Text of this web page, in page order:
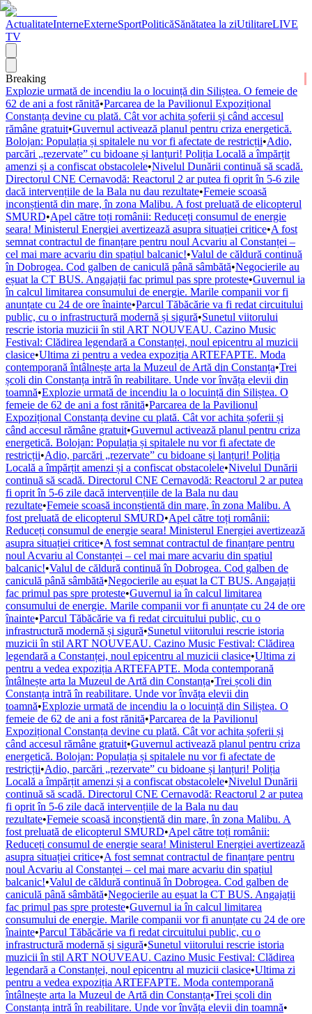
ActualitateInterneExterneSportPoliticăSănătatea la ziUtilitareLIVE
TV
Breaking
Explozie urmată de incendiu la o locuință din Siliștea. O femeie de
62 de ani a fost rănită•Parcarea de la Pavilionul Expozițional
Constanța devine cu plată. Cât vor achita șoferii și când accesul
rămâne gratuit•Guvernul activează planul pentru criza energetică.
Bolojan: Populația și spitalele nu vor fi afectate de restricții•Adio,
parcări „rezervate” cu bidoane și lanțuri! Poliția Locală a împărțit
amenzi și a confiscat obstacolele•Nivelul Dunării continuă să scadă.
Directorul CNE Cernavodă: Reactorul 2 ar putea fi oprit în 5-6 zile
dacă intervențiile de la Bala nu dau rezultate•Femeie scoasă
inconștientă din mare, în zona Malibu. A fost preluată de elicopterul
SMURD•Apel către toți românii: Reduceți consumul de energie
seara! Ministerul Energiei avertizează asupra situației critice•A fost
semnat contractul de finanțare pentru noul Acvariu al Constanței –
cel mai mare acvariu din spațiul balcanic!•Valul de căldură continuă
în Dobrogea. Cod galben de caniculă până sâmbătă•Negocierile au
eșuat la CT BUS. Angajații fac primul pas spre proteste•Guvernul ia
în calcul limitarea consumului de energie. Marile companii vor fi
anunțate cu 24 de ore înainte•Parcul Tăbăcărie va fi redat circuitului
public, cu o infrastructură modernă și sigură•Sunetul viitorului
rescrie istoria muzicii în stil ART NOUVEAU. Cazino Music
Festival: Clădirea legendară a Constanței, noul epicentru al muzicii
clasice•Ultima zi pentru a vedea expoziția ARTEFAPTE. Moda
contemporană întâlnește arta la Muzeul de Artă din Constanța•Trei
școli din Constanța intră în reabilitare. Unde vor învăța elevii din
toamnă•Explozie urmată de incendiu la o locuință din Siliștea. O
femeie de 62 de ani a fost rănită•Parcarea de la Pavilionul
Expozițional Constanța devine cu plată. Cât vor achita șoferii și
când accesul rămâne gratuit•Guvernul activează planul pentru criza
energetică. Bolojan: Populația și spitalele nu vor fi afectate de
restricții•Adio, parcări „rezervate” cu bidoane și lanțuri! Poliția
Locală a împărțit amenzi și a confiscat obstacolele•Nivelul Dunării
continuă să scadă. Directorul CNE Cernavodă: Reactorul 2 ar putea
fi oprit în 5-6 zile dacă intervențiile de la Bala nu dau
rezultate•Femeie scoasă inconștientă din mare, în zona Malibu. A
fost preluată de elicopterul SMURD•Apel către toți românii:
Reduceți consumul de energie seara! Ministerul Energiei avertizează
asupra situației critice•A fost semnat contractul de finanțare pentru
noul Acvariu al Constanței – cel mai mare acvariu din spațiul
balcanic!•Valul de căldură continuă în Dobrogea. Cod galben de
caniculă până sâmbătă•Negocierile au eșuat la CT BUS. Angajații
fac primul pas spre proteste•Guvernul ia în calcul limitarea
consumului de energie. Marile companii vor fi anunțate cu 24 de ore
înainte•Parcul Tăbăcărie va fi redat circuitului public, cu o
infrastructură modernă și sigură•Sunetul viitorului rescrie istoria
muzicii în stil ART NOUVEAU. Cazino Music Festival: Clădirea
legendară a Constanței, noul epicentru al muzicii clasice•Ultima zi
pentru a vedea expoziția ARTEFAPTE. Moda contemporană
întâlnește arta la Muzeul de Artă din Constanța•Trei școli din
Constanța intră în reabilitare. Unde vor învăța elevii din
toamnă•Explozie urmată de incendiu la o locuință din Siliștea. O
femeie de 62 de ani a fost rănită•Parcarea de la Pavilionul
Expozițional Constanța devine cu plată. Cât vor achita șoferii și
când accesul rămâne gratuit•Guvernul activează planul pentru criza
energetică. Bolojan: Populația și spitalele nu vor fi afectate de
restricții•Adio, parcări „rezervate” cu bidoane și lanțuri! Poliția
Locală a împărțit amenzi și a confiscat obstacolele•Nivelul Dunării
continuă să scadă. Directorul CNE Cernavodă: Reactorul 2 ar putea
fi oprit în 5-6 zile dacă intervențiile de la Bala nu dau
rezultate•Femeie scoasă inconștientă din mare, în zona Malibu. A
fost preluată de elicopterul SMURD•Apel către toți românii:
Reduceți consumul de energie seara! Ministerul Energiei avertizează
asupra situației critice•A fost semnat contractul de finanțare pentru
noul Acvariu al Constanței – cel mai mare acvariu din spațiul
balcanic!•Valul de căldură continuă în Dobrogea. Cod galben de
caniculă până sâmbătă•Negocierile au eșuat la CT BUS. Angajații
fac primul pas spre proteste•Guvernul ia în calcul limitarea
consumului de energie. Marile companii vor fi anunțate cu 24 de ore
înainte•Parcul Tăbăcărie va fi redat circuitului public, cu o
infrastructură modernă și sigură•Sunetul viitorului rescrie istoria
muzicii în stil ART NOUVEAU. Cazino Music Festival: Clădirea
legendară a Constanței, noul epicentru al muzicii clasice•Ultima zi
pentru a vedea expoziția ARTEFAPTE. Moda contemporană
întâlnește arta la Muzeul de Artă din Constanța•Trei școli din
Constanța intră în reabilitare. Unde vor învăța elevii din toamnă•